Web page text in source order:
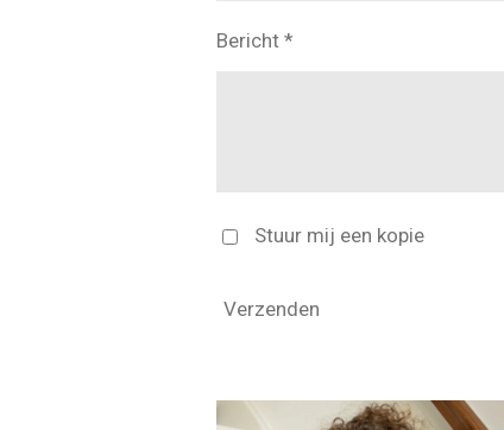
Bericht *
Stuur mij een kopie
Verzenden